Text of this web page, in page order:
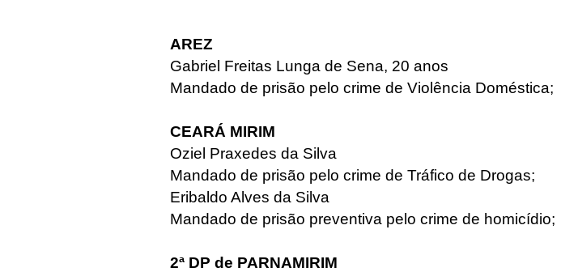
AREZ
Gabriel Freitas Lunga de Sena, 20 anos
Mandado de prisão pelo crime de Violência Doméstica;
CEARÁ MIRIM
Oziel Praxedes da Silva
Mandado de prisão pelo crime de Tráfico de Drogas;
Eribaldo Alves da Silva
Mandado de prisão preventiva pelo crime de homicídio;
2ª DP de PARNAMIRIM